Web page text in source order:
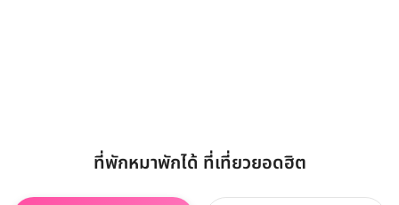
ที่พักหมาพักได้ ที่เที่ยวยอดฮิต